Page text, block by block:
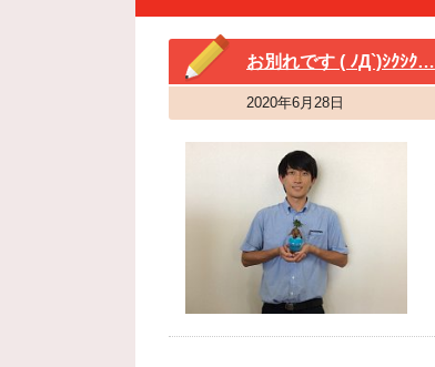
お別れです ( ﾉД`)ｼｸｼｸ…
2020年6月28日